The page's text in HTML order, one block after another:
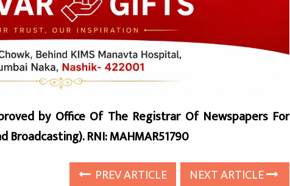
by Office Of The Registrar Of Newspapers For
RNI: MAHMAR51790
PREV ARTICLE NEXT ARTICLE